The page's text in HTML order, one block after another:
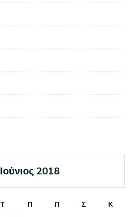
Ιούνιος 2018
Τ Π Π Σ
Κ